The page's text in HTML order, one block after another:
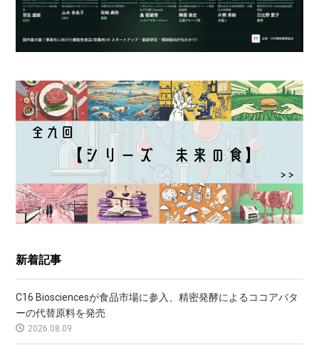
新着記事
C16 Biosciencesが食品市場に参入、精密発酵によるココアバタ
ーの代替原料を発売
2026.08.09